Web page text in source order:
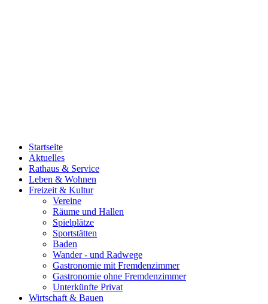
Startseite
Aktuelles
Rathaus & Service
Leben & Wohnen
Freizeit & Kultur
Vereine
Räume und Hallen
Spielplätze
Sportstätten
Baden
Wander - und Radwege
Gastronomie mit Fremdenzimmer
Gastronomie ohne Fremdenzimmer
Unterkünfte Privat
Wirtschaft & Bauen